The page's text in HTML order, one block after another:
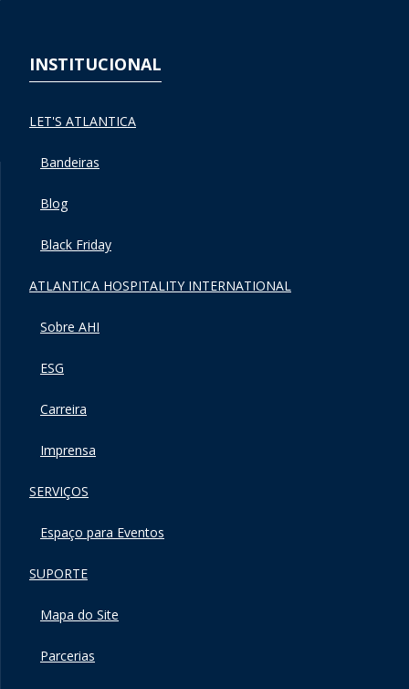
INSTITUCIONAL
LET'S ATLANTICA
Bandeiras
Blog
Black Friday
ATLANTICA HOSPITALITY INTERNATIONAL
Sobre AHI
ESG
Carreira
Imprensa
SERVIÇOS
Espaço para Eventos
SUPORTE
Mapa do Site
Parcerias